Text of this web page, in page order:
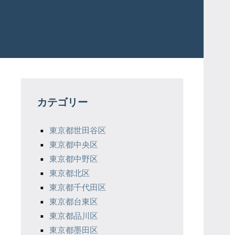
カテゴリー
東京都世田谷区
東京都中央区
東京都中野区
東京都北区
東京都千代田区
東京都台東区
東京都品川区
東京都墨田区